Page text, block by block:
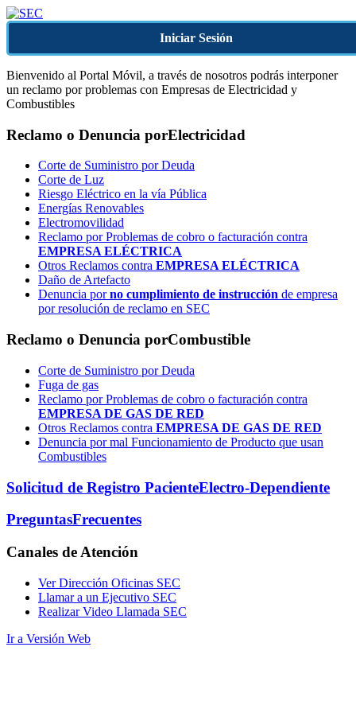
Iniciar Sesión
Bienvenido al Portal Móvil, a través de nosotros podrás interponer
un reclamo por problemas con Empresas de Electricidad y
Combustibles
Reclamo o Denuncia porElectricidad
Corte de Suministro por Deuda
Corte de Luz
Riesgo Eléctrico en la vía Pública
Energías Renovables
Electromovilidad
Reclamo por Problemas de cobro o facturación contra
EMPRESA ELÉCTRICA
Otros Reclamos contra EMPRESA ELÉCTRICA
Daño de Artefacto
Denuncia porno cumplimiento de instrucción de empresa
por resolución de reclamo en SEC
Reclamo o Denuncia porCombustible
Corte de Suministro por Deuda
Fuga de gas
Reclamo por Problemas de cobro o facturación contra
EMPRESA DE GAS DE RED
Otros Reclamos contra EMPRESA DE GAS DE RED
Denuncia por mal Funcionamiento de Producto que usan
Combustibles
Solicitud de Registro PacienteElectro-Dependiente
PreguntasFrecuentes
Canales de Atención
Ver Dirección Oficinas SEC
Llamar a un Ejecutivo SEC
Realizar Video Llamada SEC
Ir a Versión Web